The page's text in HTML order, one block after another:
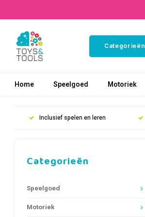
Categorieën
Home Speelgoed Motoriek
Inclusief spelen en leren
Categorieën
Speelgoed
Motoriek